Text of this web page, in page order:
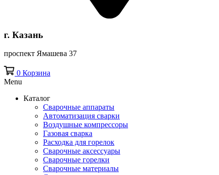
г. Казань
проспект Ямашева 37
0 Корзина
Menu
Каталог
Сварочные аппараты
Автоматизация сварки
Воздушные компрессоры
Газовая сварка
Расходка для горелок
Сварочные аксессуары
Сварочные горелки
Сварочные материалы